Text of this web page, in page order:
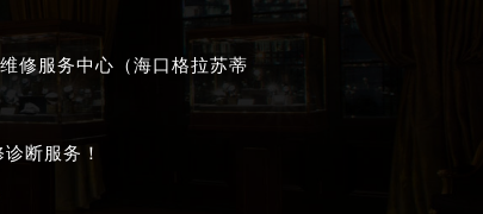
修服务中心（海口格拉苏蒂
断服务！